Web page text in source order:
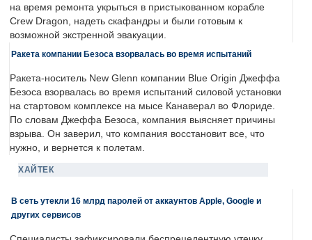
на время ремонта укрыться в пристыкованном корабле
Crew Dragon, надеть скафандры и были готовым к
возможной экстренной эвакуации.
Ракета компании Безоса взорвалась во время испытаний
Ракета-носитель New Glenn компании Blue Origin Джеффа
Безоса взорвалась во время испытаний силовой установки
на стартовом комплексе на мысе Канаверал во Флориде.
По словам Джеффа Безоса, компания выясняет причины
взрыва. Он заверил, что компания восстановит все, что
нужно, и вернется к полетам.
ХАЙТЕК
В сеть утекли 16 млрд паролей от аккаунтов Apple, Google и
других сервисов